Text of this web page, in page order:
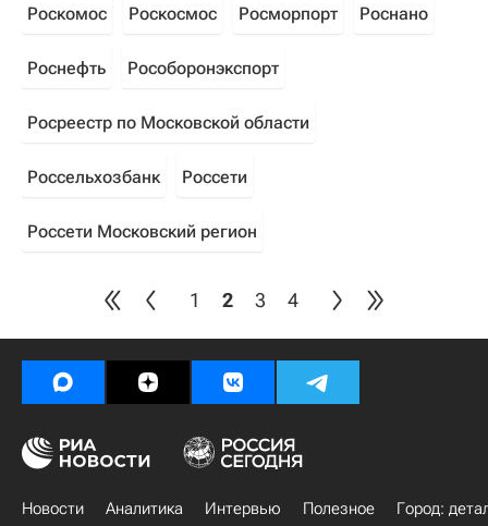
Роскомос Роскосмос Росморпорт Роснано
Роснефть Рособоронэкспорт
Росреестр по Московской области
Россельхозбанк Россети
Россети Московский регион
1 2 3 4
Новости Аналитика Интервью Полезное
Город: